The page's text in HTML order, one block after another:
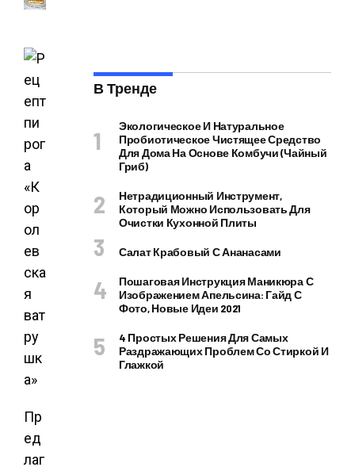
Пр
ед
лаг
В Тренде
Экологическое И Натуральное
Пробиотическое Чистящее Средство
Для Дома На Основе Комбучи (чайный
Гриб)
Нетрадиционный Инструмент,
Который Можно Использовать Для
Очистки Кухонной Плиты
Салат Крабовый С Ананасами
Пошаговая Инструкция Маникюра С
Изображением Апельсина: Гайд С
Фото, Новые Идеи 2021
4 Простых Решения Для Самых
Раздражающих Проблем Со Стиркой И
Глажкой